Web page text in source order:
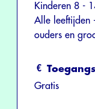
Kinderen 8 -
Alle leeftijden
ouders en
Gratis